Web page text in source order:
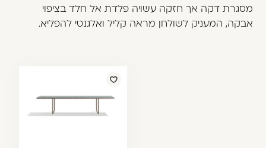
מסגרת דקה אך חזקה עשויה פלדת אל חלד בציפוי
אבקה, המעניק לשולחן מראה קליל ואלגנטי להפליא.